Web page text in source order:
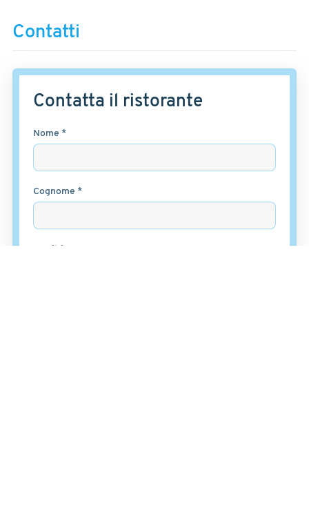
Contatti
Contatta il ristorante
Nome *
Cognome *